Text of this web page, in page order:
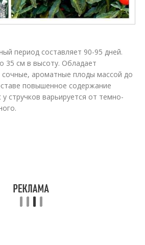
период составляет 90-95 дней.
35 см в высоту. Обладает
ароматные плоды массой до
повышенное содержание
стручков варьируется от темно-